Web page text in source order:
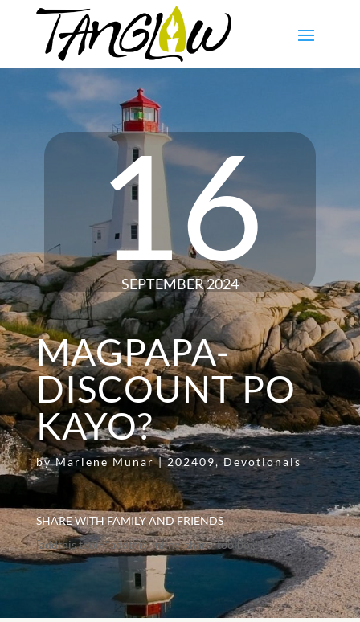
16
SEPTEMBER 2024
MAGPAPA-
DISCOUNT PO
KAYO?
byMarlene Munar|202409,Devotionals
SHARE WITH FAMILY AND FRIENDS
[addthis tool="addthis_inline_share_toolbox"]